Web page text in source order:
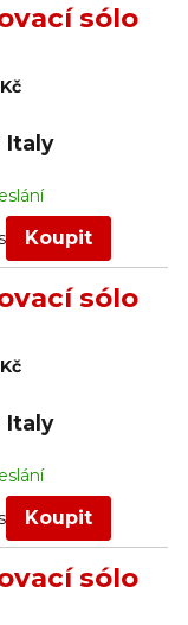
sólo
Italy
Koupit
sólo
Italy
Koupit
sólo